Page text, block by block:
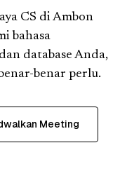
CS di Ambon
bahasa
database Anda,
benar perlu.
Meeting